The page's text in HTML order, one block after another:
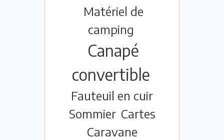
Matériel de
camping
Canapé
convertible
Fauteuil en cuir
Sommier Cartes
Caravane